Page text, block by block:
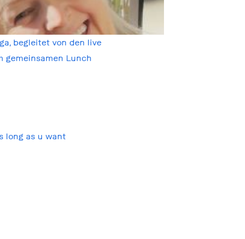
begleitet von den live
gemeinsamen Lunch
long as u want